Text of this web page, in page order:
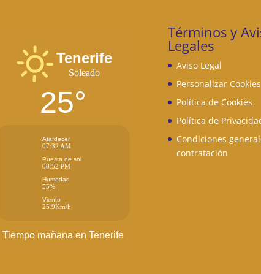
Tenerife
Soleado
25°
Atardecer
07:32 AM
Puesta de sol
08:52 PM
Humedad
55%
Viento
25.9Km/h
Tiempo mañana en Tenerife
Términos y
Legales
Aviso Legal
Personalizar Cookies
Política de Cookies
Política de
Condiciones
contratación